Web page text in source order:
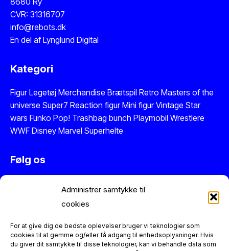
Administrer samtykke til
cookies
For at give dig de bedste oplevelser bruger vi teknologier som
cookies til at gemme og/eller få adgang til enhedsoplysninger. Hvis
du giver dit samtykke til disse teknologier, kan vi behandle data som
CVR: 31316707
info@rebots.dk
En del afLynglund Digital
Kategori
Figur Legetøj Merchandise Brætspil Retro Masters of the
universe Super7 Reaction figur Mini figurVintage Star
wars Funko Pop! Trashbag bunch Playmobil Wrestlere
WWF Disney Marvel Superhelte
Følg os
Se vores anmeldelser på Trustpilot